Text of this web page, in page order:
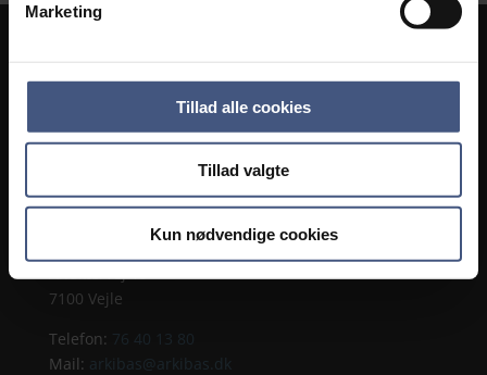
Marketing
Tillad alle cookies
Tillad valgte
Kun nødvendige cookies
Andkærvej 19
sla@danskearkiver.dk
Andkærvej 19
7100 Vejle
Telefon: 76 40 13 80
Mail: arkibas@arkibas.dk